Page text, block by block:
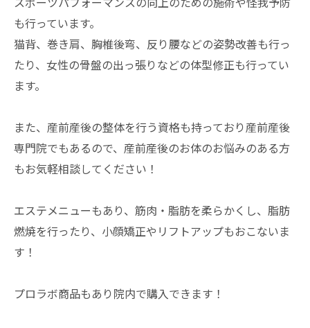
も行っています。
猫背、巻き肩、胸椎後弯、反り腰などの姿勢改善も行っ
たり、女性の骨盤の出っ張りなどの体型修正も行ってい
ます。
また、産前産後の整体を行う資格も持っており産前産後
専門院でもあるので、産前産後のお体のお悩みのある方
もお気軽相談してください！
エステメニューもあり、筋肉・脂肪を柔らかくし、脂肪
燃焼を行ったり、小顔矯正やリフトアップもおこないま
す！
プロラボ商品もあり院内で購入できます！